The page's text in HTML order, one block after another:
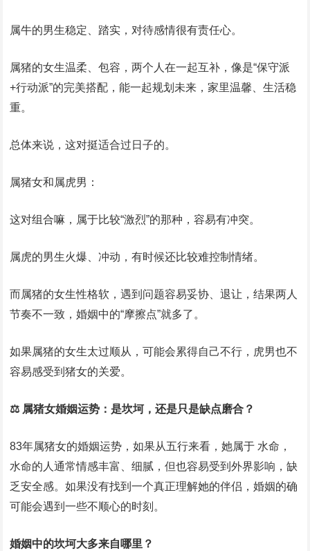
属牛的男生稳定、踏实，对待感情很有责任心。
属猪的女生温柔、包容，两个人在一起互补，像是“保守派
+行动派”的完美搭配，能一起规划未来，家里温馨、生活稳
重。
总体来说，这对挺适合过日子的。
属猪女和属虎男：
这对组合嘛，属于比较“激烈”的那种，容易有冲突。
属虎的男生火爆、冲动，有时候还比较难控制情绪。
而属猪的女生性格软，遇到问题容易妥协、退让，结果两人
节奏不一致，婚姻中的“摩擦点”就多了。
如果属猪的女生太过顺从，可能会累得自己不行，虎男也不
容易感受到猪女的关爱。
⚖️ 属猪女婚姻运势：是坎坷，还是只是缺点磨合？
83年属猪女的婚姻运势，如果从五行来看，她属于 水命，
水命的人通常情感丰富、细腻，但也容易受到外界影响，缺
乏安全感。如果没有找到一个真正理解她的伴侣，婚姻的确
可能会遇到一些不顺心的时刻。
婚姻中的坎坷大多来自哪里？